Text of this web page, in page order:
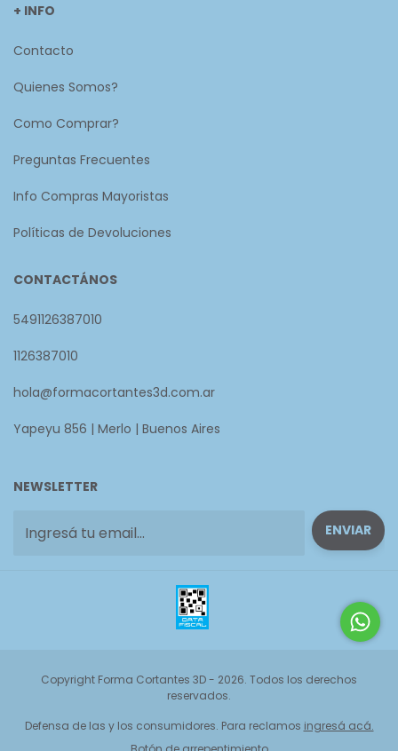
+ INFO
Contacto
Quienes Somos?
Como Comprar?
Preguntas Frecuentes
Info Compras Mayoristas
Políticas de Devoluciones
CONTACTÁNOS
5491126387010
1126387010
hola@formacortantes3d.com.ar
Yapeyu 856 | Merlo | Buenos Aires
NEWSLETTER
Copyright Forma Cortantes 3D - 2026. Todos los derechos
reservados.
Defensa de las y los consumidores. Para reclamos ingresá acá.